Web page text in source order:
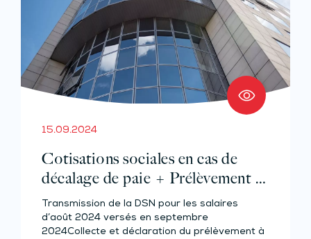
15.09.2024
Cotisations sociales en cas de
décalage de paie + Prélèvement à
la source des salariés et assimilés
(effectif d’au moins 50 salariés)
Transmission de la DSN pour les salaires
d’août 2024 versés en septembre
2024Collecte et déclaration du prélèvement à